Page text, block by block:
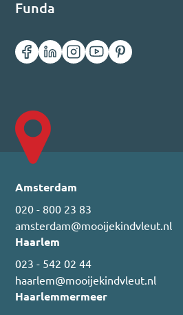
Funda
Amsterdam
020 - 800 23 83
amsterdam@mooijekindvleut.nl
Haarlem
023 - 542 02 44
haarlem@mooijekindvleut.nl
Haarlemmermeer